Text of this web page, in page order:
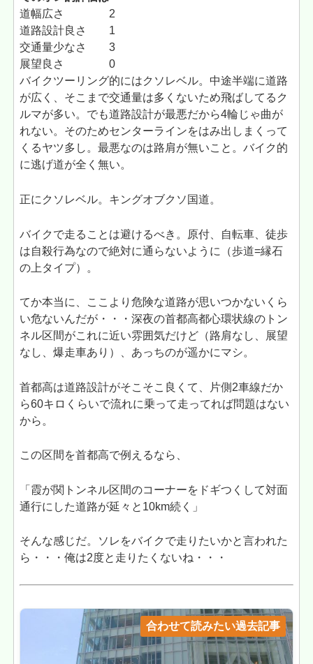
道幅広さ 2
道路設計良さ 1
交通量少なさ 3
展望良さ 0
バイクツーリング的にはクソレベル。中途半端に道路
が広く、そこまで交通量は多くないため飛ばしてるク
ルマが多い。でも道路設計が最悪だから4輪じゃ曲が
れない。そのためセンターラインをはみ出しまくって
くるヤツ多し。最悪なのは路肩が無いこと。バイク的
に逃げ道が全く無い。
正にクソレベル。キングオブクソ国道。
バイクで走ることは避けるべき。原付、自転車、徒歩
は自殺行為なので絶対に通らないように（歩道=縁石
の上タイプ）。
てか本当に、ここより危険な道路が思いつかないくら
い危ないんだが・・・深夜の首都高都心環状線のトン
ネル区間がこれに近い雰囲気だけど（路肩なし、展望
なし、爆走車あり）、あっちのが遥かにマシ。
首都高は道路設計がそこそこ良くて、片側2車線だか
ら60キロくらいで流れに乗って走ってれば問題はない
から。
この区間を首都高で例えるなら、
「霞が関トンネル区間のコーナーをドギつくして対面
通行にした道路が延々と10km続く」
そんな感じだ。ソレをバイクで走りたいかと言われた
ら・・・俺は2度と走りたくないね・・・
合わせて読みたい過去記事